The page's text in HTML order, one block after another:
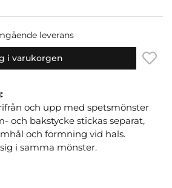
leverans
i varukorgen
och upp med spetsmönster
och bakstycke stickas separat,
och formning vid hals.
i samma mönster.